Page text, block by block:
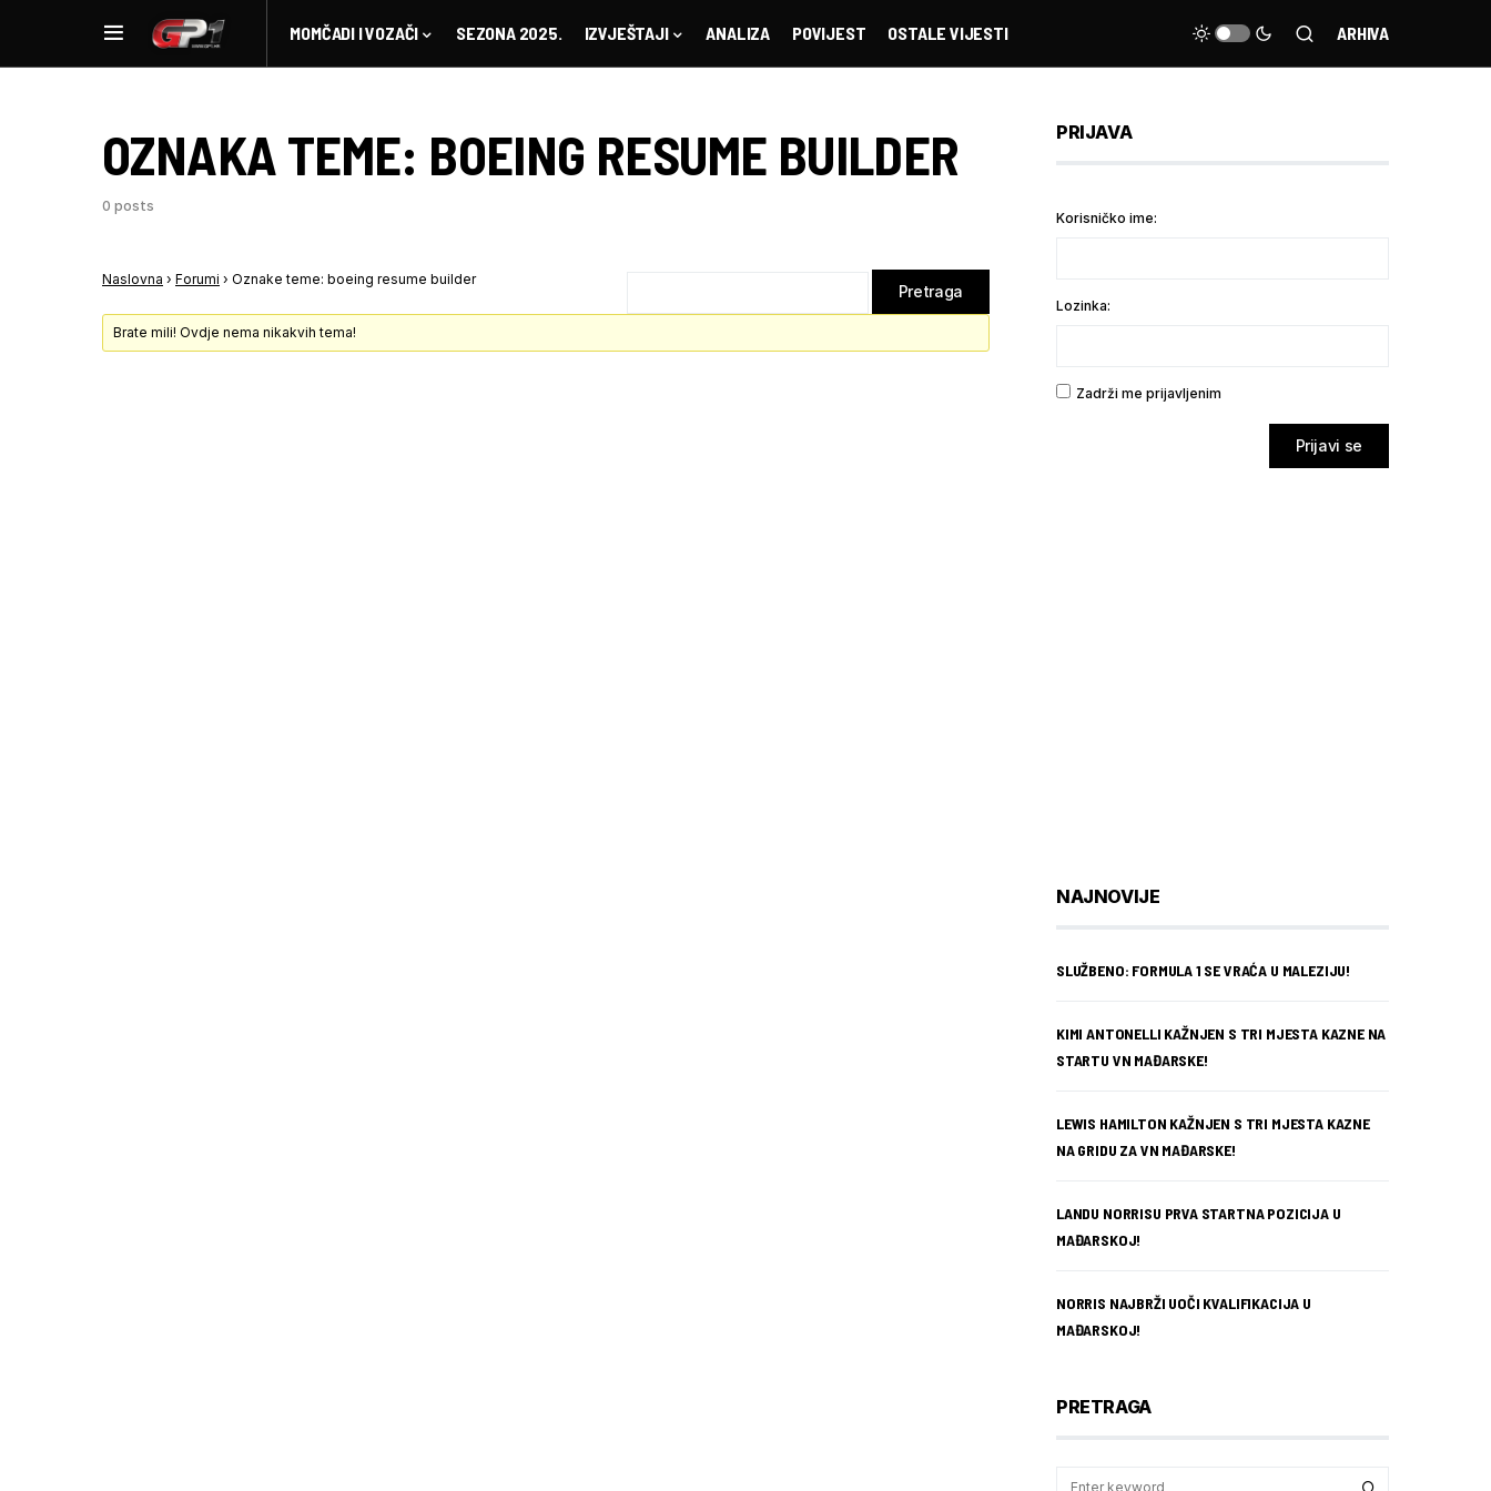
MOMČADI I VOZAČI SEZONA 2025. IZVJEŠTAJI ANALIZA POVIJEST OSTALE VIJESTI ARHIVA
OZNAKA TEME: BOEING RESUME BUILDER
0 posts
Naslovna › Forumi › Oznake teme: boeing resume builder
Brate mili! Ovdje nema nikakvih tema!
PRIJAVA
Korisničko ime:
Lozinka:
Zadrži me prijavljenim
Prijavi se
NAJNOVIJE
SLUŽBENO: FORMULA 1 SE VRAĆA U MALEZIJU!
KIMI ANTONELLI KAŽNJEN S TRI MJESTA KAZNE NA
STARTU VN MAĐARSKE!
LEWIS HAMILTON KAŽNJEN S TRI MJESTA KAZNE
NA GRIDU ZA VN MAĐARSKE!
LANDU NORRISU PRVA STARTNA POZICIJA U
MAĐARSKOJ!
NORRIS NAJBRŽI UOČI KVALIFIKACIJA U
MAĐARSKOJ!
PRETRAGA